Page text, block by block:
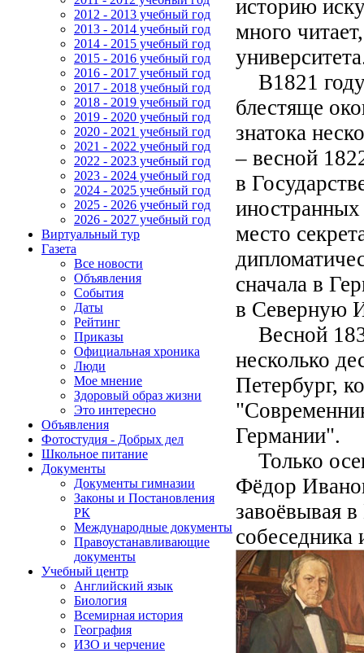
2012 - 2013 учебный год
2013 - 2014 учебный год
2014 - 2015 учебный год
2015 - 2016 учебный год
2016 - 2017 учебный год
2017 - 2018 учебный год
2018 - 2019 учебный год
2019 - 2020 учебный год
2020 - 2021 учебный год
2021 - 2022 учебный год
2022 - 2023 учебный год
2023 - 2024 учебный год
2024 - 2025 учебный год
2025 - 2026 учебный год
2026 - 2027 учебный год
Виртуальный тур
Газета
Все новости
Объявления
События
Даты
Рейтинг
Приказы
Официальная хроника
Люди
Мое мнение
Здоровый образ жизни
Это интересно
Объявления
Фотостудия - Добрых дел
Школьное питание
Документы
Документы гимназии
Законы и Постановления
РК
Международные документы
Правоустанавливающие
документы
Учебный центр
Английский язык
Биология
Всемирная история
География
ИЗО и черчение
историю
много
В1821
блестяще
знатока
– весной
в
место
сначала в
в Северную
Весной
несколько
Петербург,
Германии".
Только
Фёдор
завоёвывая